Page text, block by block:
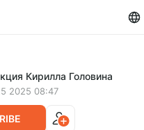
Кирилла Головина
2025 08:47